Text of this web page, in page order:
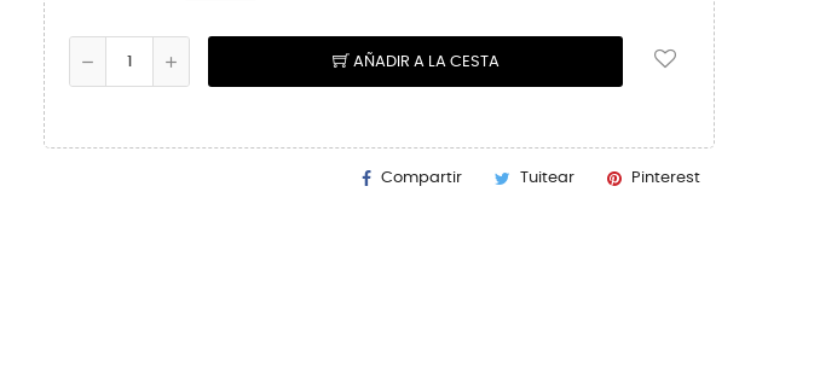
AÑADIR A LA CESTA
Compartir Tuitear Pinterest